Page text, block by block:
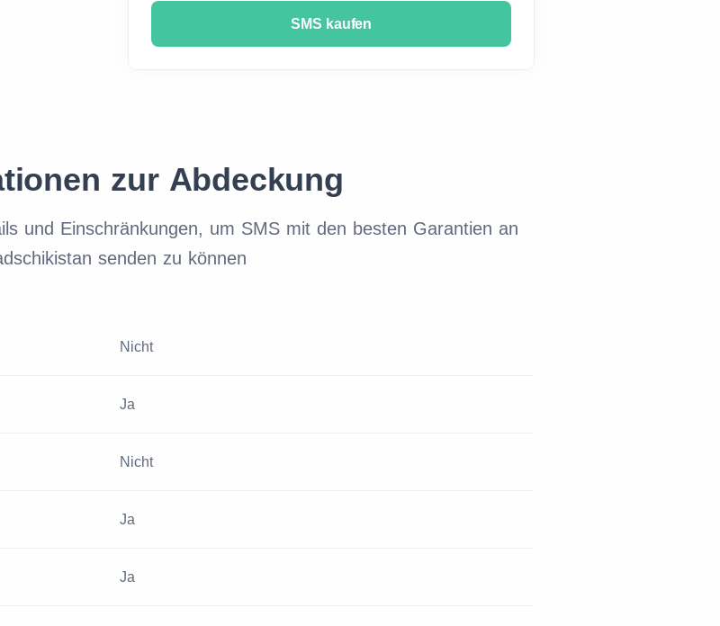
SMS kaufen
zur Abdeckung
und Einschränkungen, um SMS mit den besten Garantien an
senden zu können
Nicht
Ja
Nicht
Ja
Ja